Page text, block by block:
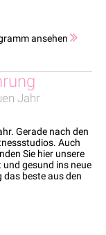
ansehen
Jahr
Gerade nach den
Auch
Sie hier unsere
gesund ins neue
beste aus den